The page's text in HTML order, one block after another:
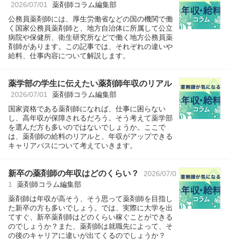
2026/07/01 薬剤師コラム編集部
公務員薬剤師には、厚生労働省などの国の機関で働
く国家公務員薬剤師と、地方自治体に所属して公立
病院や保健所、衛生研究所などで働く地方公務員薬
剤師があります。この記事では、それぞれの違いや
給料、仕事内容について解説します。
薬学部の学生に伝えたい薬剤師年収のリアル
2026/07/01 薬剤師コラム編集部
国家資格である薬剤師になれば、仕事に困らない
し、高年収が保障されるだろう。そう考えて薬学部
を選んだ方も多いのではないでしょうか。ここで
は、薬剤師の給料のリアルと、年収がアップできる
キャリアパスについて考えていきます。
新卒の薬剤師の年収はどのくらい？
2026/07/0
1
薬剤師コラム編集部
薬剤師は年収が高そう、そう思って薬剤師を目指し
た新卒の方も多いでしょう。では、実際に大学を出
てすぐ、新卒薬剤師はどのくらい稼ぐことができる
のでしょうか？また、薬剤師は就職先によって、そ
の後のキャリアに違いが出てくるのでしょうか？